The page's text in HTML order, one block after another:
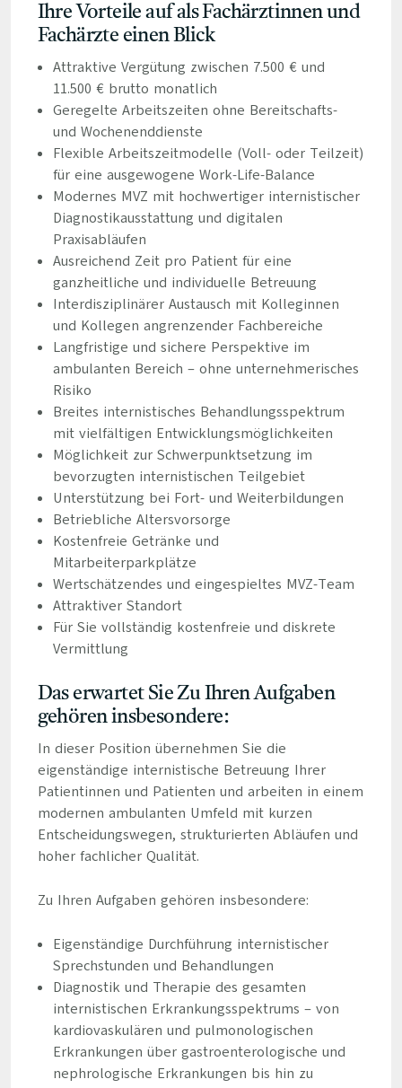
Ihre Vorteile auf als Fachärztinnen und
Fachärzte einen Blick
Attraktive Vergütung zwischen 7.500 € und
11.500 € brutto monatlich
Geregelte Arbeitszeiten ohne Bereitschafts-
und Wochenenddienste
Flexible Arbeitszeitmodelle (Voll- oder Teilzeit)
für eine ausgewogene Work-Life-Balance
Modernes MVZ mit hochwertiger internistischer
Diagnostikausstattung und digitalen
Praxisabläufen
Ausreichend Zeit pro Patient für eine
ganzheitliche und individuelle Betreuung
Interdisziplinärer Austausch mit Kolleginnen
und Kollegen angrenzender Fachbereiche
Langfristige und sichere Perspektive im
ambulanten Bereich – ohne unternehmerisches
Risiko
Breites internistisches Behandlungsspektrum
mit vielfältigen Entwicklungsmöglichkeiten
Möglichkeit zur Schwerpunktsetzung im
bevorzugten internistischen Teilgebiet
Unterstützung bei Fort- und Weiterbildungen
Betriebliche Altersvorsorge
Kostenfreie Getränke und
Mitarbeiterparkplätze
Wertschätzendes und eingespieltes MVZ-Team
Attraktiver Standort
Für Sie vollständig kostenfreie und diskrete
Vermittlung
Das erwartet Sie Zu Ihren Aufgaben
gehören insbesondere:
In dieser Position übernehmen Sie die
eigenständige internistische Betreuung Ihrer
Patientinnen und Patienten und arbeiten in einem
modernen ambulanten Umfeld mit kurzen
Entscheidungswegen, strukturierten Abläufen und
hoher fachlicher Qualität.
Zu Ihren Aufgaben gehören insbesondere:
Eigenständige Durchführung internistischer
Sprechstunden und Behandlungen
Diagnostik und Therapie des gesamten
internistischen Erkrankungsspektrums – von
kardiovaskulären und pulmonologischen
Erkrankungen über gastroenterologische und
nephrologische Erkrankungen bis hin zu